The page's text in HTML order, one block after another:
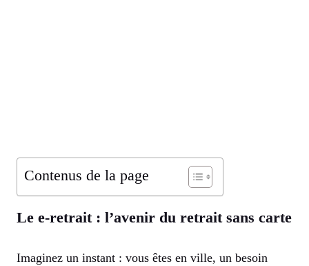
Contenus de la page
Le e-retrait : l’avenir du retrait sans carte
Imaginez un instant : vous êtes en ville, un besoin